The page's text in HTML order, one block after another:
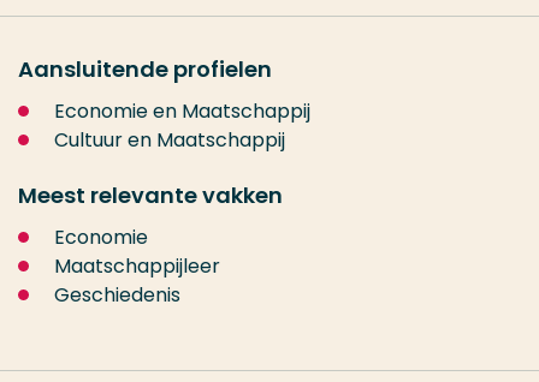
Aansluitende profielen
Economie en Maatschappij
Cultuur en Maatschappij
Meest relevante vakken
Economie
Maatschappijleer
Geschiedenis